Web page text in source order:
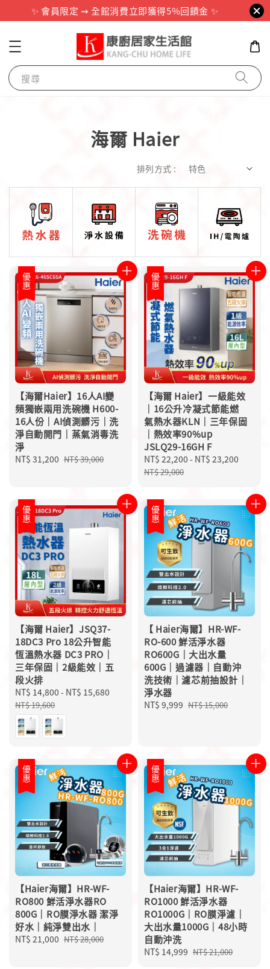
✨ 會員限定 ⇝ 全館消費立即獲得5%回饋金 ✨
搜尋
海爾 Haier
排列方式 :
優惠
【海爾Haier】16人AI變
頻獨嵌兩用洗碗機 H600-
16人份｜AI偵測髒污｜洗
淨自動開門｜蒸氣消毒洗
淨
Sale
NT$ 31,200 Regular
NT$ 39,000
優惠
【海爾 Haier】一級能效
｜16公升冷凝式節能燃
氣熱水器KLN｜三年保固
｜熱效率90%up
JSLQ29-16GH F
Sale
price
NT$ 22,200 - NT$ 23,200
NT$ 29,000
優惠
【海爾 Haier】JSQ37-
18DC3 Pro 18公升智能
恆溫熱水器 DC3 PRO｜
三年保固｜2級能效｜五
段火排
Sale
price
NT$ 14,800 - NT$ 15,680
Regular
NT$ 19,600
優惠
【 Haier海爾】HR-WF-
RO-600 鮮活淨水器
RO600G｜大出水量
600G｜過濾器｜自動沖
洗技術｜濾芯前抽設計｜
淨水器
Sale
NT$ 9,999 Regular
NT$ 15,000
優惠
【Haier海爾】HR-WF-
RO800 鮮活淨水器RO
800G｜RO膜淨水器 潔淨
好水｜純淨雙出水｜
Sale
NT$ 21,000 Regular
NT$ 28,000
優惠
【Haier海爾】HR-WF-
RO1000 鮮活淨水器
RO1000G｜RO膜淨濾｜
大出水量1000G｜48小時
自動沖洗
Sale
NT$ 14,999 Regular
NT$ 21,000